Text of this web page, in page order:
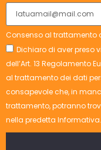
Consenso al trattamento
Dichiaro di aver preso
dell’Art. 13 Regolamento
al trattamento dei dati
consapevole che, in
trattamento, potranno
nella predetta Informativa.